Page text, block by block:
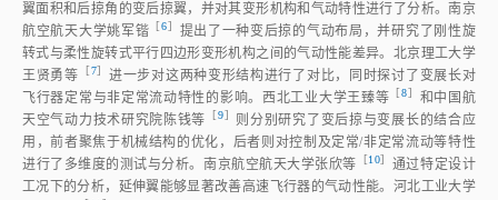
翼面积和后掠角的变后掠翼，并对其变形机构和气动特性进行了分析。南京
航空航天大学姚军锴 ［6］ 提出了一种变后掠的气动布局，并研究了刚性旋
转式与柔性旋转式平行四边形变形机构之间的气动性能差异。北京理工大学
王贤勇等 ［7］ 进一步对这两种变形结构进行了对比，同时探讨了变展长对
飞行器定常与非定常流动特性的影响。西北工业大学王臻等 ［8］ 和中国航
天空气动力技术研究院陈钱等 ［9］ 则分别研究了变后掠与变展长的结合应
用，前者聚焦于机械结构的优化，后者则对控制及定常/非定常流动等特性
进行了多维度的测试与分析。南京航空航天大学张欣等 ［10］ 通过特定设计
工况下的分析，延伸翼能够显著改善高速飞行器的气动性能。河北工业大学